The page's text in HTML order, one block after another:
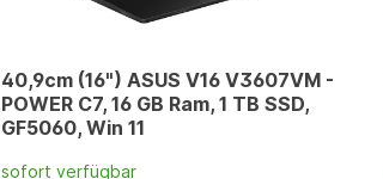
40,9cm (16") ASUS V16 V3607VM -
POWER C7, 16 GB Ram, 1 TB SSD,
GF5060, Win 11
sofort verfügbar